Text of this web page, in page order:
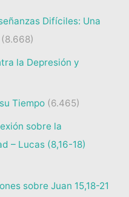
Difíciles: Una
(8.668)
la Depresión y
Tiempo (6.465)
sobre la
– Lucas (8,16-18)
sobre Juan 15,18-21